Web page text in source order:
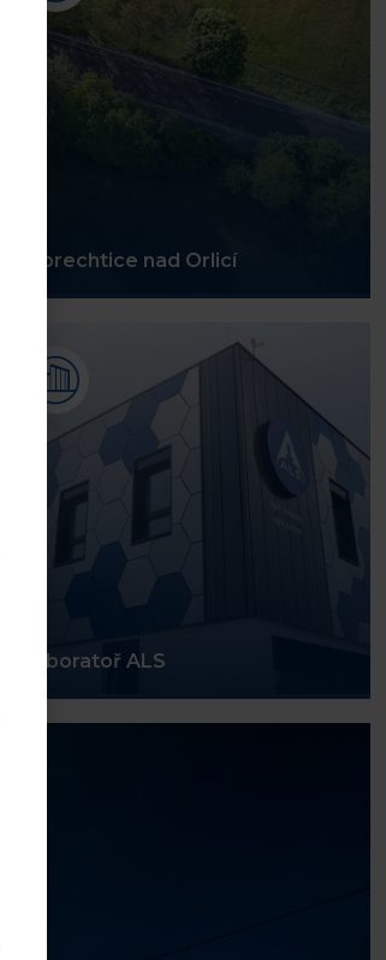
Albrechtice nad Orlicí
Laboratoř ALS